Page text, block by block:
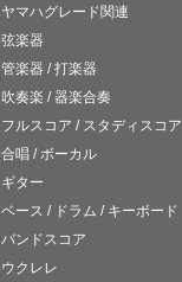
ヤマハグレード関連
弦楽器
管楽器 / 打楽器
吹奏楽 / 器楽合奏
フルスコア / スタディスコア
合唱 / ボーカル
ギター
ベース / ドラム / キーボード
バンドスコア
ウクレレ